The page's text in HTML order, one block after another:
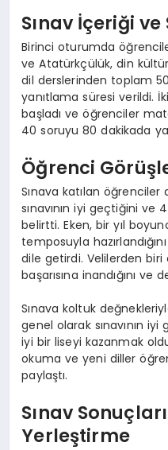
Sınav İçeriği
Birinci oturumda
ve Atatürkçülük, din
dil derslerinden toplam
yanıtlama süresi verildi.
başladı ve öğrenciler
40 soruyu 80 dakikada
Öğrenci
Sınava katılan öğrenciler
sınavının iyi geçtiğini ve
belirtti. Eken, bir yıl
temposuyla
dile getirdi. Velilerden biri
başarısına inandığını
Sınava koltuk
genel olarak sınavının
iyi bir liseyi kazanmak
okuma ve yeni diller
paylaştı.
Sınav
Yerleştirme